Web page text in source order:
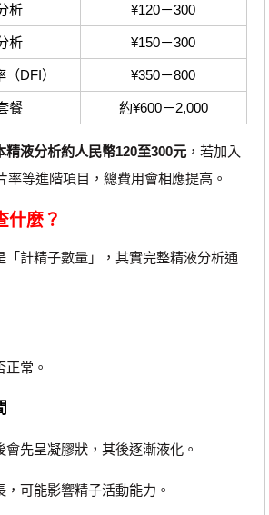
析 ¥120－300
析 ¥150－300
DFI） ¥350－800
餐 約¥600－2,000
精液分析約人民幣120至300元，若加入
率等進階項目，總費用會相應提高。
什麼？
計精子數量」，其實完整精液分析通
常。
先呈凝膠狀，其後逐漸液化。
可能影響精子活動能力。